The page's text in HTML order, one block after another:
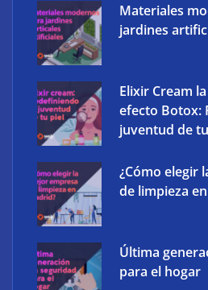
Materiales
jardines
Elixir Cream
efecto Botox:
juventud de
¿Cómo elegir
de limpieza
Última
para el hogar